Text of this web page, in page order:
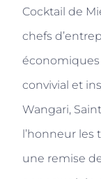
Cocktail de
chefs
convivial et
Wangari,
l’honneur
une remise